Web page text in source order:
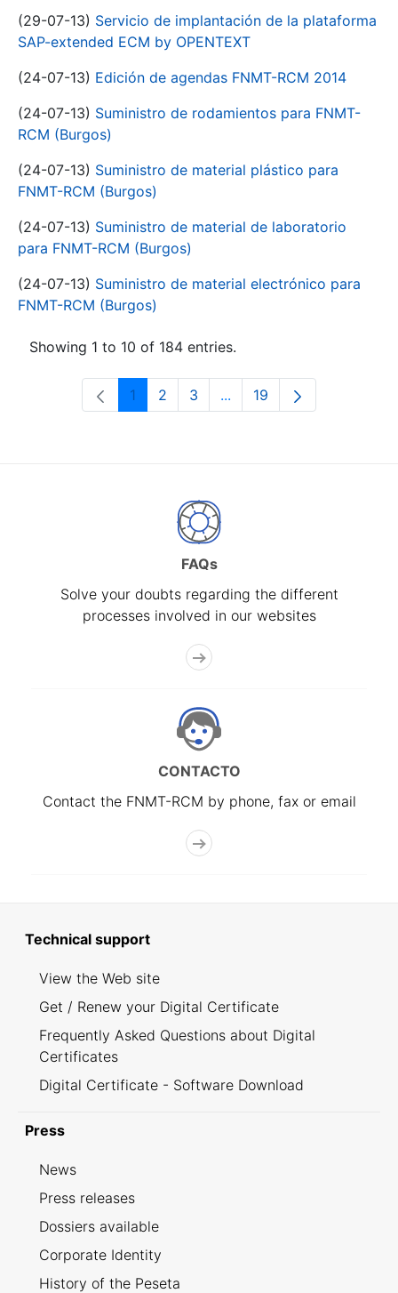
(29-07-13) Servicio de implantación de la plataforma
SAP-extended ECM by OPENTEXT
(24-07-13) Edición de agendas FNMT-RCM 2014
(24-07-13) Suministro de rodamientos para FNMT-
RCM (Burgos)
(24-07-13) Suministro de material plástico para
FNMT-RCM (Burgos)
(24-07-13) Suministro de material de laboratorio
para FNMT-RCM (Burgos)
(24-07-13) Suministro de material electrónico para
FNMT-RCM (Burgos)
Showing 1 to 10 of 184 entries.
Page
1 Page
2 Page
3 ...Intermediate Pages Use
Page
19
FAQs
Solve your doubts regarding the different
processes involved in our websites
CONTACTO
Contact the FNMT-RCM by phone, fax or email
Technical support
View the Web site
Get / Renew your Digital Certificate
Frequently Asked Questions about Digital
Certificates
Digital Certificate - Software Download
Press
News
Press releases
Dossiers available
Corporate Identity
History of the Peseta